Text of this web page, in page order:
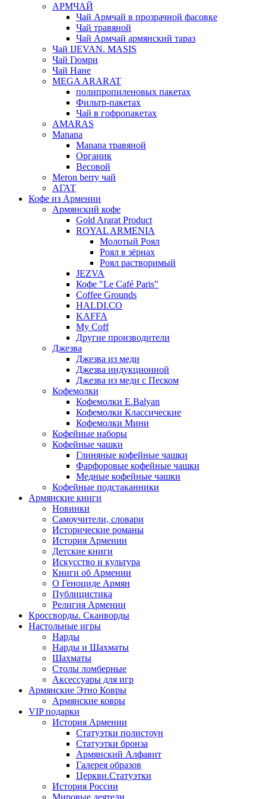
АРМЧАЙ
Чай Армчай в прозрачной фасовке
Чай травяной
Чай Армчай армянский тараз
Чай IJEVAN. MASIS
Чай Гюмри
Чай Нане
MEGA ARARAT
полипропиленовых пакетах
Фильтр-пакетах
Чай в гофропакетах
AMARAS
Manana
Manana травяной
Органик
Весовой
Meron berry чай
АГАТ
Кофе из Армении
Армянский кофе
Gold Ararat Product
ROYAL ARMENIA
Молотый Роял
Роял в зёрнах
Роял растворимый
JEZVA
Кофе "Le Café Paris"
Coffee Grounds
HALDI.CO
KAFFA
My Coff
Другие производители
Джезва
Джезва из меди
Джезва индукционной
Джезва из меди с Песком
Кофемолки
Кофемолки E.Balyan
Кофемолки Классические
Кофемолки Мини
Кофейные наборы
Кофейные чашки
Глиняные кофейные чашки
Фарфоровые кофейные чашки
Медные кофейные чашки
Кофейные подстаканники
Армянские книги
Новинки
Самоучители, словари
Исторические романы
История Армении
Детские книги
Иcкусство и культура
Книги об Армении
О Геноциде Армян
Публицистика
Религия Армении
Кроссворды. Сканворды
Настольные игры
Нарды
Нарды и Шахматы
Шахматы
Столы ломберные
Аксессуары для игр
Армянские Этно Ковры
Армянские ковры
VIP подарки
История Армении
Статуэтки полистоун
Статуэтки бронза
Армянский Алфавит
Галерея образов
Церкви.Статуэтки
История России
Мировые деятели